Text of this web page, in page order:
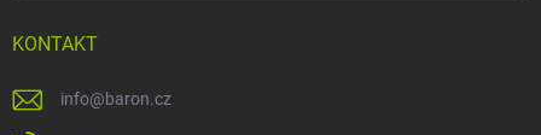
KONTAKT
info@baron.cz